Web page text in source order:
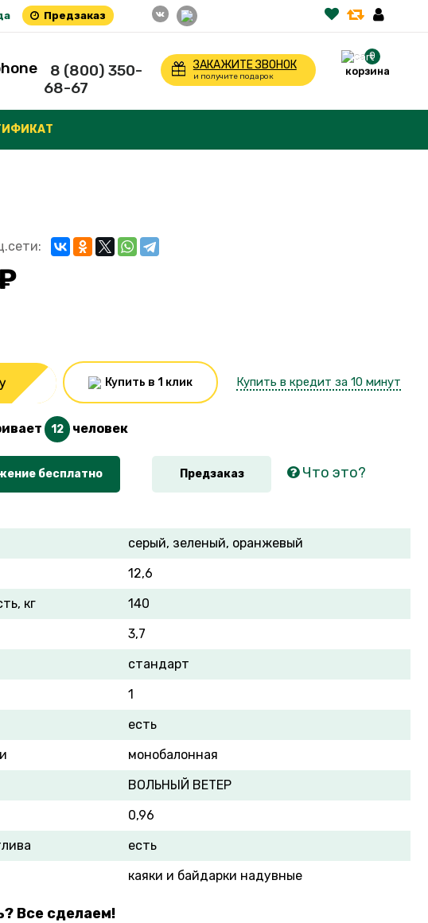
Предзаказ
8 (800) 350-
68-67
ЗАКАЖИТЕ ЗВОНОК
и получите подарок
0
корзина
Купить в 1 клик Купить в кредит за 10 минут
12 человек
бесплатно Предзаказ Что это?
серый, зеленый, оранжевый
12,6
кг
140
3,7
стандарт
1
есть
монобалонная
ВОЛЬНЫЙ ВЕТЕР
0,96
есть
каяки и байдарки надувные
Все сделаем!